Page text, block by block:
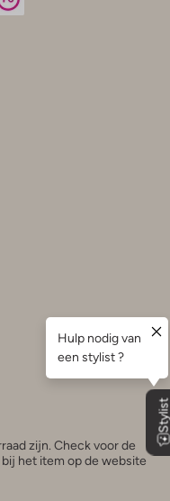
zijn. Check voor de
het item op de website